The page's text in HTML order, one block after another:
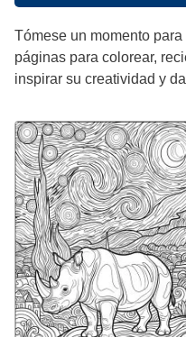
Tómese un momento
páginas para colorear,
inspirar su creatividad y